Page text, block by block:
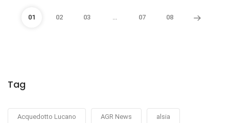
01 02 03 … 07 08
Tag
Acquedotto Lucano AGR News alsia